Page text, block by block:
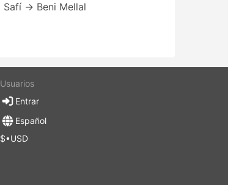
Safí → Beni Mellal
Usuarios
Entrar
Español
$•USD